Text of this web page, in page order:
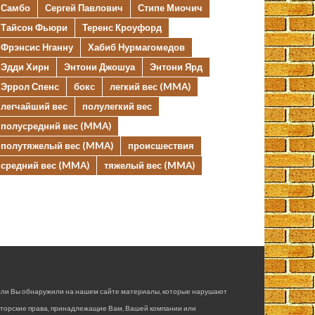
Самбо Сергей Павлович
Стипе Миочич
Тайсон Фьюри
Теренс Кроуфорд
Фрэнсис Нганну
Хабиб Нурмагомедов
Эдди Хирн
Энтони Джошуа
Энтони Ярд
Эррол Спенс
бокс
легкий вес (MMA)
легчайший вес
полулегкий вес
полусредний вес (MMA)
полутяжелый вес (MMA)
происшествия
средний вес (MMA)
тяжелый вес (MMA)
Вы обнаружили на нашем сайте материалы, которые нарушают
права, принадлежащие Вам, Вашей компании или